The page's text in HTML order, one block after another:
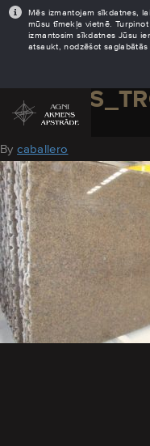
Mēs izmantojam sīkdatnes,
mūsu tīmekļa vietnē.
izmantosim sīkdatnes Jūsu
atsaukt, nodzēšot saglabātās
August 19, 2016
Bycaballero